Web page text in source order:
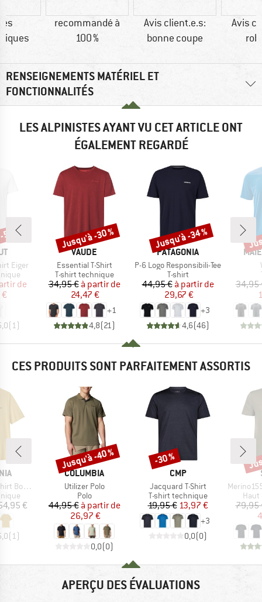
recommandé à
100 %
Avis client.e.s:
bonne coupe
Avis
RENSEIGNEMENTS MATÉRIEL ET
FONCTIONNALITÉS
LES ALPINISTES AYANT VU CET ARTICLE ONT
ÉGALEMENT REGARDÉ
Eiger
réduit
de
( 1)
%
MARQUE
VAUDE
Article
Essential T-Shirt
Product group
T-shirt technique
Prix
34,95 € Prix réduit
à partir de
24,47 €
+1
4,8(21)
Remise
Jusqu'à -30 %
MARQUE
PATAGONIA
Article
P-6 Logo Responsibili-Tee
Product group
T-shirt
Prix
44,95 € Prix réduit
à partir de
29,67 €
+3
4,6(46)
Remise
Jusqu'à -34 %
34,95
CES PRODUITS SONT PARFAITEMENT ASSORTIS
Logo
€
(1 )
MARQUE
COLUMBIA
Article
Utilizer Polo
Product group
Polo
Prix
44,95 € Prix réduit
à partir de
26,97 €
0,0(0)
Remise
Jusqu'à -40 %
MARQUE
CMP
Article
Jacquard T-Shirt
Product group
T-shirt technique
Prix
19,95 €Prix réduit
13,97 €
+3
0,0(0)
Remise
-30 %
Article
Merino155
Haut
79,95
APERÇU DES ÉVALUATIONS